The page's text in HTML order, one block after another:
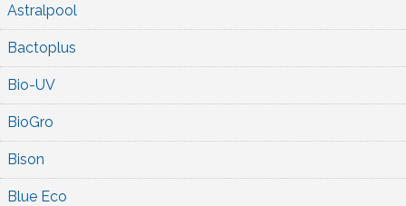
Astralpool
Bactoplus
Bio-UV
BioGro
Bison
Blue Eco